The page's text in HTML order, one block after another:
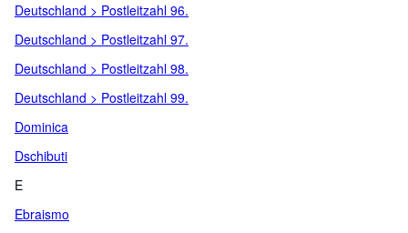
Deutschland > Postleitzahl 96.
Deutschland > Postleitzahl 97.
Deutschland > Postleitzahl 98.
Deutschland > Postleitzahl 99.
Dominica
Dschibuti
E
Ebraismo